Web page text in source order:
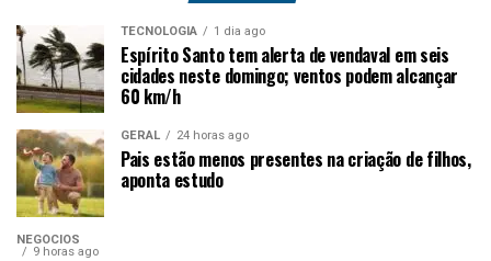
TECNOLOGIA 1 dia ago
Espírito Santo tem alerta de vendaval em seis
cidades neste domingo; ventos podem alcançar
60 km/h
GERAL 24 horas ago
Pais estão menos presentes na criação de filhos,
aponta estudo
NEGÓCIOS
9 horas ago